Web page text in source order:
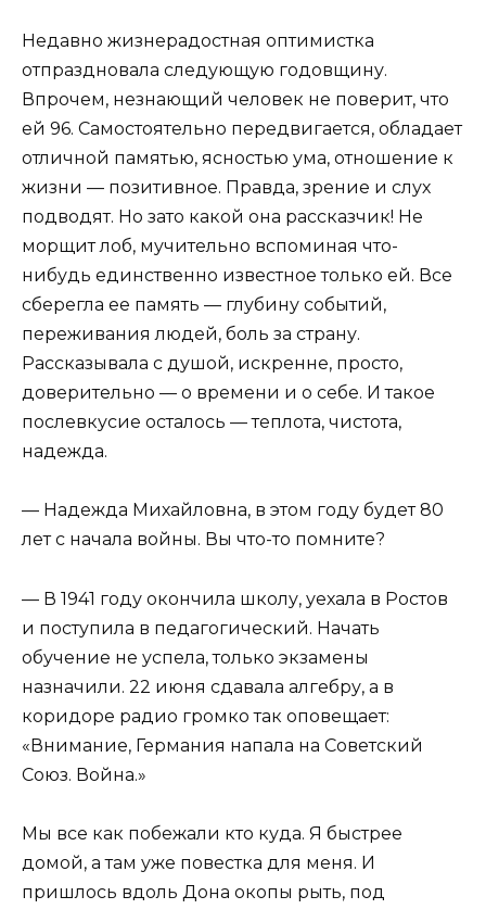
Недавно жизнерадостная оптимистка
отпраздновала следующую годовщину.
Впрочем, незнающий человек не поверит, что
ей 96. Самостоятельно передвигается, обладает
отличной памятью, ясностью ума, отношение к
жизни — позитивное. Правда, зрение и слух
подводят. Но зато какой она рассказчик! Не
морщит лоб, мучительно вспоминая что-
нибудь единственно известное только ей. Все
сберегла ее память — глубину событий,
переживания людей, боль за страну.
Рассказывала с душой, искренне, просто,
доверительно — о времени и о себе. И такое
послевкусие осталось — теплота, чистота,
надежда.
— Надежда Михайловна, в этом году будет 80
лет с начала войны. Вы что-то помните?
— В 1941 году окончила школу, уехала в Ростов
и поступила в педагогический. Начать
обучение не успела, только экзамены
назначили. 22 июня сдавала алгебру, а в
коридоре радио громко так оповещает:
«Внимание, Германия напала на Советский
Союз. Война.»
Мы все как побежали кто куда. Я быстрее
домой, а там уже повестка для меня. И
пришлось вдоль Дона окопы рыть, под